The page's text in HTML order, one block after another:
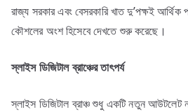
রাজ্য সরকার এবং বেসরকারি খাত দু’পক্ষই
কৌশলের অংশ হিসেবে দেখতে শুরু করেছে।
স্লাইসডিজিটালব্রাঞ্চেরতাৎপর্য
স্লাইস ডিজিটাল ব্রাঞ্চ শুধু একটি নতুন আউটলেট